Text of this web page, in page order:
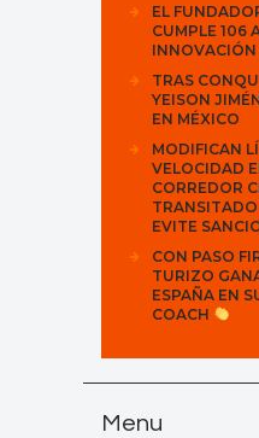
EL
CUMPLE 106
INNOVACIÓN
TRAS
YEISON
EN MÉXICO
MODIFICAN
VELOCIDAD
CORREDOR
EVITE
CON PASO
TURIZO
ESPAÑA EN
COACH
Menu